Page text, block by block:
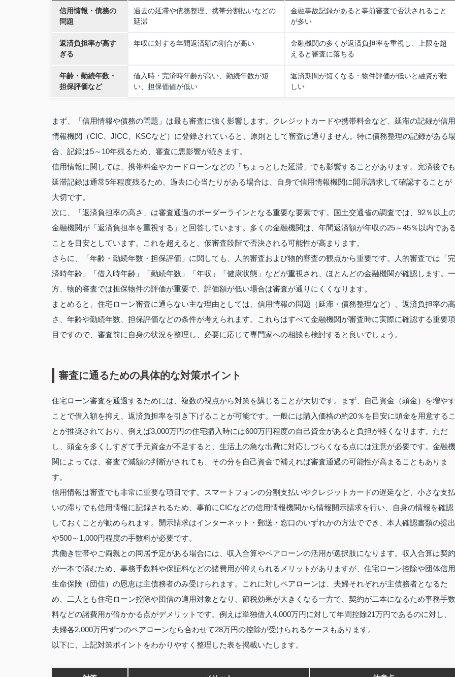
信用情報・債務の
問題
過去の延滞や債務整理、携帯分割払いなどの
延滞
金融事故記録があると事前審査で否決されること
が多い
返済負担率が高す
ぎる
年収に対する年間返済額の割合が高い
金融機関の多くが返済負担率を重視し、上限を超
えると審査に落ちる
年齢・勤続年数・
担保評価など
借入時・完済時年齢が高い、勤続年数が短
い、担保価値が低い
返済期間が短くなる・物件評価が低いと融資が難
しい
まず、「信用情報や債務の問題」は最も審査に強く影響します。クレジットカードや携帯料金など、延滞の記録が信用
情報機関（CIC、JICC、KSCなど）に登録されていると、原則として審査は通りません。特に債務整理の記録がある
合、記録は5～10年残るため、審査に悪影響が続きます。
信用情報に関しては、携帯料金やカードローンなどの「ちょっとした延滞」でも影響することがあります。完済後でも
延滞記録は通常5年程度残るため、過去に心当たりがある場合は、自身で信用情報機関に開示請求して確認することが
大切です。
次に、「返済負担率の高さ」は審査通過のボーダーラインとなる重要な要素です。国土交通省の調査では、92％以上
金融機関が「返済負担率を重視する」と回答しています。多くの金融機関は、年間返済額が年収の25～45％以内である
ことを目安としています。これを超えると、仮審査段階で否決される可能性が高まります。
さらに、「年齢・勤続年数・担保評価」に関しても、人的審査および物的審査の観点から重要です。人的審査では「完
済時年齢」「借入時年齢」「勤続年数」「年収」「健康状態」などが重視され、ほとんどの金融機関が確認します。一
方、物的審査では担保物件の評価が重要で、評価額が低い場合は審査が通りにくくなります。
まとめると、住宅ローン審査に通らない主な理由としては、信用情報の問題（延滞・債務整理など）、返済負担率の高
さ、年齢や勤続年数、担保評価などの条件が考えられます。これらはすべて金融機関が審査時に実際に確認する重要項
目ですので、審査前に自身の状況を整理し、必要に応じて専門家への相談も検討すると良いでしょう。
審査に通るための具体的な対策ポイント
住宅ローン審査を通過するためには、複数の視点から対策を講じることが大切です。まず、自己資金（頭金）を増やす
ことで借入額を抑え、返済負担率を引き下げることが可能です。一般には購入価格の約20％を目安に頭金を用意するこ
とが推奨されており、例えば3,000万円の住宅購入時には600万円程度の自己資金があると負担が軽くなります。ただ
し、頭金を多くしすぎて手元資金が不足すると、生活上の急な出費に対応しづらくなる点には注意が必要です。金融機
関によっては、審査で減額の判断がされても、その分を自己資金で補えれば審査通過の可能性が高まることもありま
す。
信用情報は審査でも非常に重要な項目です。スマートフォンの分割支払いやクレジットカードの遅延など、小さな支払
いの滞りでも信用情報に記録されるため、事前にCICなどの信用情報機関から情報開示請求を行い、自身の情報を確認
しておくことが勧められます。開示請求はインターネット・郵送・窓口のいずれかの方法ででき、本人確認書類の提出
や500～1,000円程度の手数料が必要です。
共働き世帯やご両親との同居予定がある場合には、収入合算やペアローンの活用が選択肢になります。収入合算は契約
が一本で済むため、事務手数料や保証料などの諸費用が抑えられるメリットがありますが、住宅ローン控除や団体信用
生命保険（団信）の恩恵は主債務者のみ受けられます。これに対しペアローンは、夫婦それぞれが主債務者となるた
め、二人とも住宅ローン控除や団信の適用対象となり、節税効果が大きくなる一方で、契約が二本になるため事務手数
料などの諸費用が倍かかる点がデメリットです。例えば単独借入4,000万円に対して年間控除21万円であるのに対し、
夫婦各2,000万円ずつのペアローンなら合わせて28万円の控除が受けられるケースもあります。
以下に、上記対策ポイントをわかりやすく整理した表を掲載いたします。